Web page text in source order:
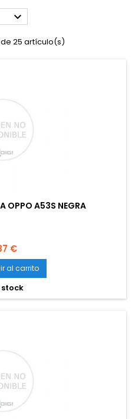

de 25 artículo(s)
OPPO A53S NEGRA
€
al carrito
stock